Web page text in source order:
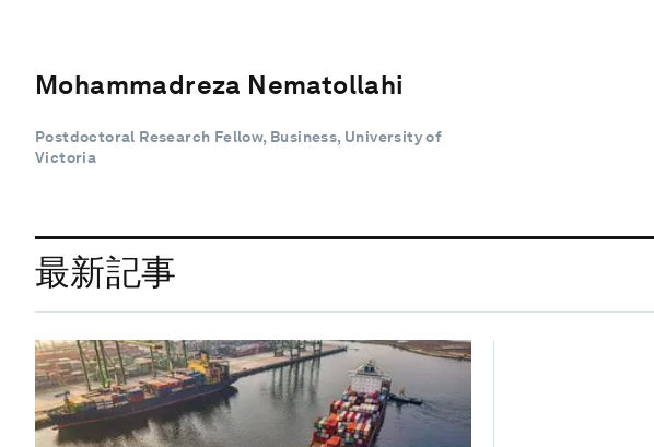
Mohammadreza Nematollahi
Postdoctoral Research Fellow, Business, University of
Victoria
最新記事